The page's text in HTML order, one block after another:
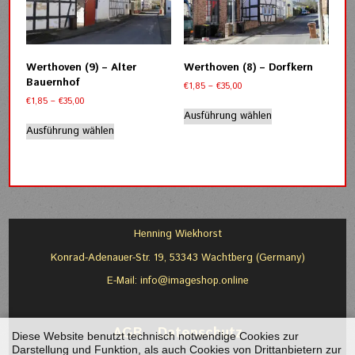
können
auf
der
gewählt
Optionen
können
auf
Produktseite
Werthoven (9) – Alter
Bauernhof
€1,85 –€35,00Preisspanne:
bis
€35,00
Ausführung wählen
Varianten
Optionen
auf
der
werden
Werthoven (8) – Dorfkern
€1,85 – €35,00Preisspanne:
bis
€35,00
Ausführung wählenProdukt
auf.
Optionen
der
Henning Wiekhorst
Konrad-Adenauer-Str. 19, 53343 Wachtberg (Germany)
E-Mail: info@imageshop.online
AGB-Datenschutz
Diese Website benutzt technisch notwendige Cookies zur
Darstellung und Funktion, als auch Cookies von Drittanbietern zur